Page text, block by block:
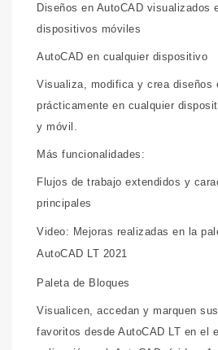
Diseños en AutoCAD visualizados
dispositivos móviles
AutoCAD en cualquier dispositivo
Visualiza, modifica y crea diseños
prácticamente en cualquier
y móvil.
Más funcionalidades:
Flujos de trabajo extendidos y
principales
Video: Mejoras realizadas en la
AutoCAD LT 2021
Paleta de Bloques
Visualicen, accedan y marquen
favoritos desde AutoCAD LT en el